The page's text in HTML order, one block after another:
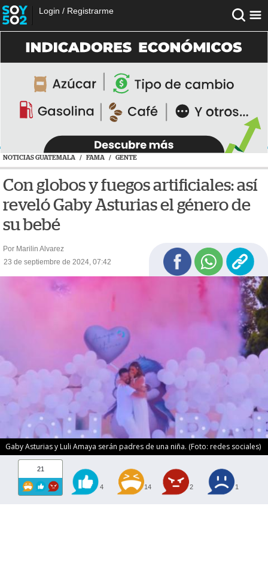
Login / Registrarme
NOTICIAS GUATEMALA / FAMA / GENTE
Con globos y fuegos artificiales: así
reveló Gaby Asturias el género de
su bebé
Por Marilin Alvarez
23 de septiembre de 2024, 07:42
Gaby Asturias y Luli Amaya serán padres de una niña. (Foto: redes sociales)
21
4 14 2 1